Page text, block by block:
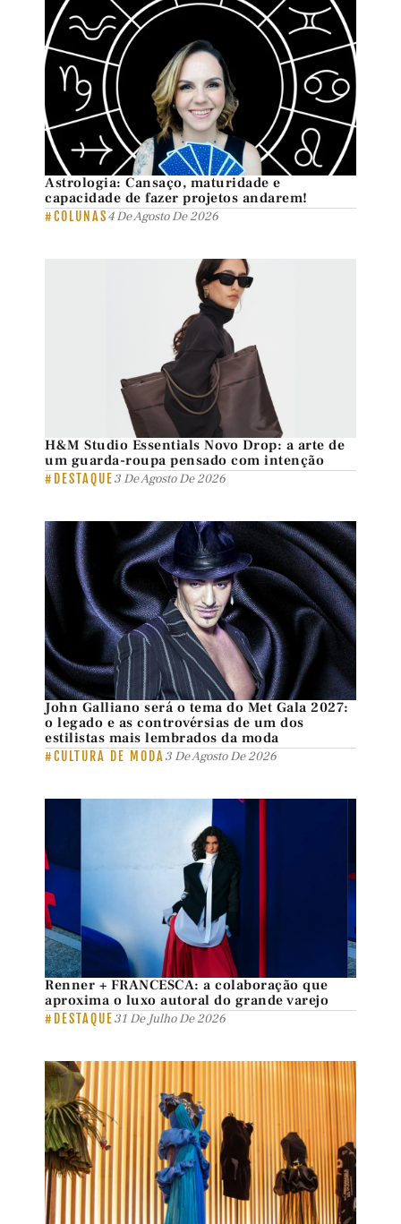
Astrologia: Cansaço, maturidade e
capacidade de fazer projetos andarem!
#COLUNAS4 De Agosto De 2026
H&M Studio Essentials Novo Drop: a arte de
um guarda-roupa pensado com intenção
#DESTAQUE3 De Agosto De 2026
John Galliano será o tema do Met Gala 2027:
o legado e as controvérsias de um dos
estilistas mais lembrados da moda
#CULTURA DE MODA3 De Agosto De 2026
Renner + FRANCESCA: a colaboração que
aproxima o luxo autoral do grande varejo
#DESTAQUE31 De Julho De 2026